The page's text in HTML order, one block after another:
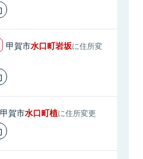
甲賀市水口町岩坂に住所変
甲賀市水口町植に住所変更